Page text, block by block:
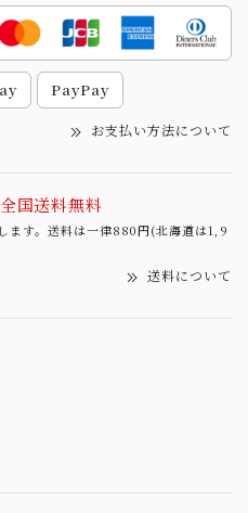
PayPay
お支払い方法について
全国送料無料
ます。送料は一律880円(北海道は1,9
送料について